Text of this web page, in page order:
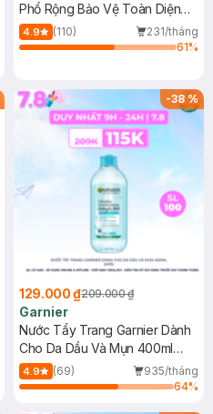
Phổ Rộng Bảo Vệ Toàn Diện
40ml
4.9 (110)
231/tháng
61%
-38%
129.000 ₫209.000 ₫
Garnier
Nước Tẩy Trang Garnier Dành
Cho Da Dầu Và Mụn 400ml
(Mới)
4.9 (69)
935/tháng
64%